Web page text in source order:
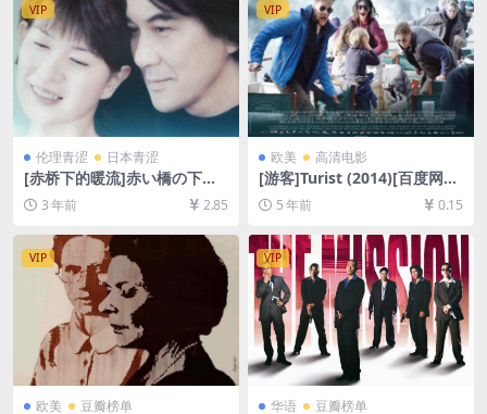
VIP
伦理青涩 日本青涩
[赤桥下的暖流]赤い橋の下の
ぬるい水 (2001)[百度网盘+迅
雷云盘资源1080P超清未删减]
[MP4/7GB][日语中字]
3 年前 2.85
VIP
欧美 高清电影
[游客]Turist (2014)[百度网盘
+迅雷云盘资源1080P超清未
删减][MP4/7.8GB][中英字幕]
5 年前 0.15
VIP
欧美 豆瓣榜单
VIP
华语 豆瓣榜单